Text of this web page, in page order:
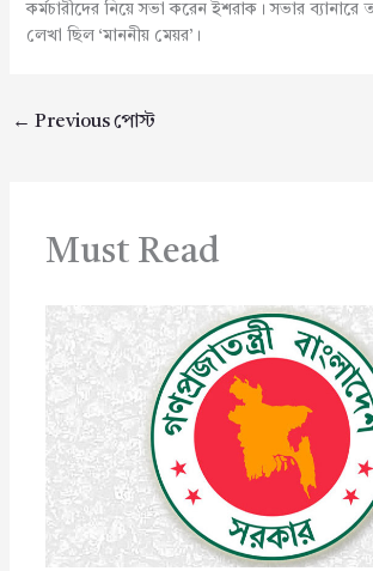
কর্মচারীদের নিয়ে সভা করেন ইশরাক। সভার ব্যানারে
লেখা ছিল ‘মাননীয় মেয়র’।
← Previous পোস্ট
Must Read